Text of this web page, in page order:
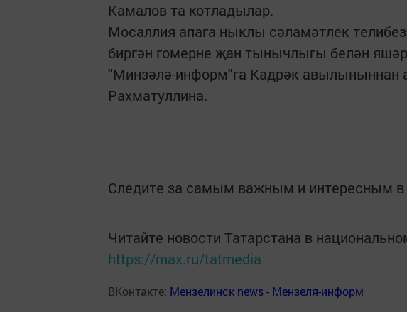
Камалов та котладылар.
Мосаллия апага ныклы сәламәтлек
биргән гомерне җан тынычлыгы белән
"Минзәлә-информ"га Кадрәк авылыныннан
Рахматуллина.
Следите за самым важным и интересным в
Читайте новости Татарстана в
https://max.ru/tatmedia
ВКонтакте: Мензелинск news - Мензеля-информ